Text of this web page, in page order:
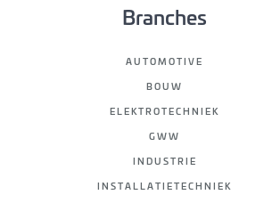
Branches
AUTOMOTIVE
BOUW
ELEKTROTECHNIEK
GWW
INDUSTRIE
INSTALLATIETECHNIEK